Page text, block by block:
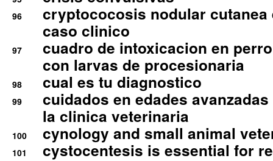
96
cryptococosis nodular cutanea
caso clinico
97
cuadro de intoxicacion en
con larvas de procesionaria
98 cual es tu diagnostico
99
cuidados en edades
la clinica veterinaria
100 cynology and small animal
101
cystocentesis is essential for